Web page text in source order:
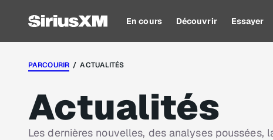
En cours Découvrir Essayer
PARCOURIR/ ACTUALITÉS
Actualités
Les dernières nouvelles, des analyses poussées,